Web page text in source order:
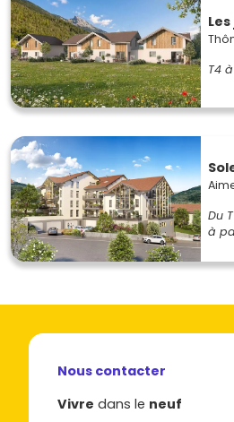
T4
Du
à
Nous contacter
Vivre dans le neuf